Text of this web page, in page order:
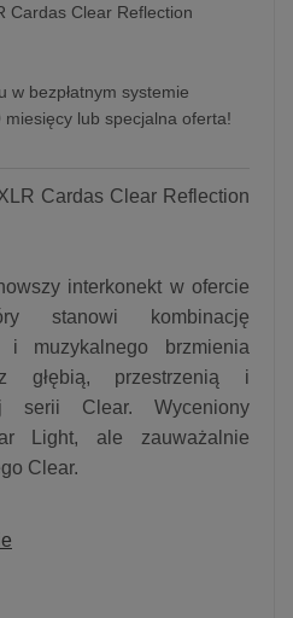
Cardas Clear Reflection
w bezpłatnym systemie
lub specjalna oferta!
Cardas Clear Reflection
interkonekt w ofercie
stanowi kombinację
i muzykalnego brzmienia
głębią, przestrzenią i
serii Clear. Wyceniony
Light, ale zauważalnie
Clear.